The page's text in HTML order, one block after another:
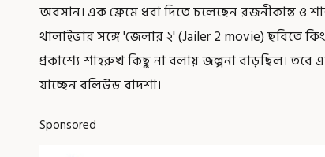
অবসান। এক ফ্রেমে ধরা দিতে চলেছেন রজনীকান্ত ও
থালাইভার সঙ্গে 'জেলার ২' (Jailer 2 movie) ছবিতে
প্রকাশ্যে শাহরুখ কিছু না বলায় জল্পনা বাড়ছিল। তবে
যাচ্ছেন বলিউড বাদশা।
Sponsored